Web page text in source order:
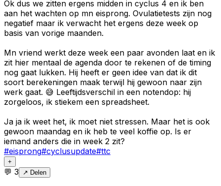
Ok dus we zitten ergens midden in cyclus 4 en ik ben
aan het wachten op mn eisprong. Ovulatietests zijn nog
negatief maar ik verwacht het ergens deze week op
basis van vorige maanden.
Mn vriend werkt deze week een paar avonden laat en ik
zit hier mentaal de agenda door te rekenen of de timing
nog gaat lukken. Hij heeft er geen idee van dat ik dit
soort berekeningen maak terwijl hij gewoon naar zijn
werk gaat. 😅 Leeftijdsverschil in een notendop: hij
zorgeloos, ik stiekem een spreadsheet.
Ja ja ik weet het, ik moet niet stressen. Maar het is ook
gewoon maandag en ik heb te veel koffie op. Is er
iemand anders die in week 2 zit?
#eisprong#cyclusupdate#ttc
+
💬 3 ↗ Delen